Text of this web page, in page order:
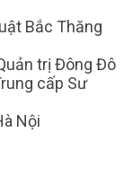
Bắc Thăng
trị Đông Đô
cấp Sư
Nội